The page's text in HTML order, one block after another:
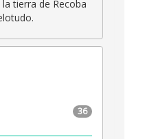
tierra de Recoba
36